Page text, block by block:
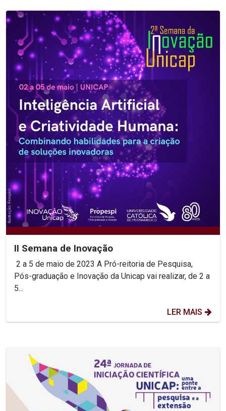
II Semana de Inovação
2 a 5 de maio de 2023 A Pró-reitoria de Pesquisa,
Pós-graduação e Inovação da Unicap vai realizar, de 2 a
5...
LER MAIS